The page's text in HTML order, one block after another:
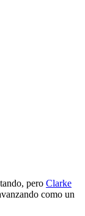
pero Clarke
como un